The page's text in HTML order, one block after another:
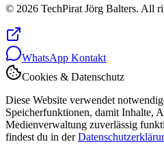
© 2026 TechPirat Jörg Balters. All
WhatsApp Kontakt
Cookies & Datenschutz
Diese Website verwendet
Speicherfunktionen, damit Inhalte,
Medienverwaltung zuverlässig
findest du in der